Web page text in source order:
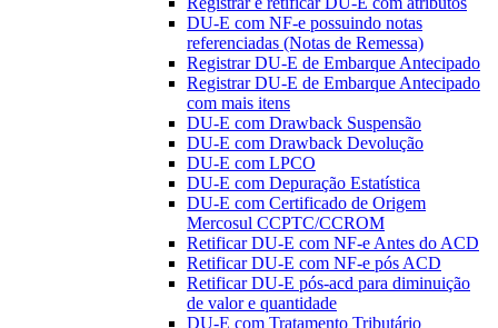
DU-E com NF-e possuindo notas
referenciadas (Notas de Remessa)
Registrar DU-E de Embarque Antecipado
Registrar DU-E de Embarque Antecipado
com mais itens
DU-E com Drawback Suspensão
DU-E com Drawback Devolução
DU-E com LPCO
DU-E com Depuração Estatística
DU-E com Certificado de Origem
Mercosul CCPTC/CCROM
Retificar DU-E com NF-e Antes do ACD
Retificar DU-E com NF-e pós ACD
Retificar DU-E pós-acd para diminuição
de valor e quantidade
DU-E com Tratamento Tributário